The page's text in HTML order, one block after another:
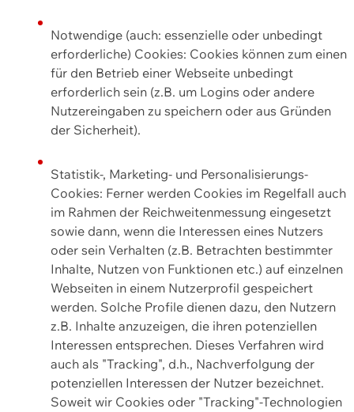
Notwendige (auch: essenzielle oder unbedingt
erforderliche) Cookies: Cookies können zum einen
für den Betrieb einer Webseite unbedingt
erforderlich sein (z.B. um Logins oder andere
Nutzereingaben zu speichern oder aus Gründen
der Sicherheit).
Statistik-, Marketing- und Personalisierungs-
Cookies: Ferner werden Cookies im Regelfall auch
im Rahmen der Reichweitenmessung eingesetzt
sowie dann, wenn die Interessen eines Nutzers
oder sein Verhalten (z.B. Betrachten bestimmter
Inhalte, Nutzen von Funktionen etc.) auf einzelnen
Webseiten in einem Nutzerprofil gespeichert
werden. Solche Profile dienen dazu, den Nutzern
z.B. Inhalte anzuzeigen, die ihren potenziellen
Interessen entsprechen. Dieses Verfahren wird
auch als "Tracking", d.h., Nachverfolgung der
potenziellen Interessen der Nutzer bezeichnet.
Soweit wir Cookies oder "Tracking"-Technologien